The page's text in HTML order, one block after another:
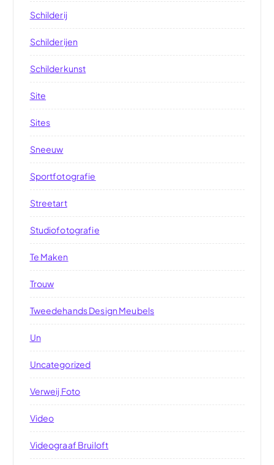
Schilderij
Schilderijen
Schilderkunst
Site
Sites
Sneeuw
Sportfotografie
Streetart
Studiofotografie
Te Maken
Trouw
Tweedehands Design Meubels
Un
Uncategorized
Verweij Foto
Video
Videograaf Bruiloft